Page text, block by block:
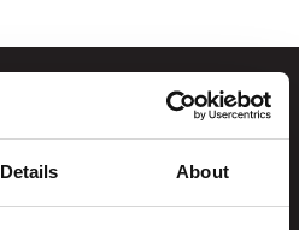
Details About
Postadresse
Kunstsilo